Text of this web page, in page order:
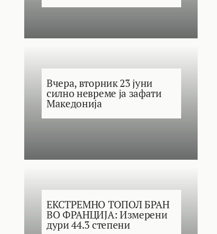
Вчера, вторник 23 јуни
силно невреме ја зафати
Македонија
ЕКСТРЕМНО ТОПОЛ БРАН
ВО ФРАНЦИЈА: Измерени
дури 44.3 степени